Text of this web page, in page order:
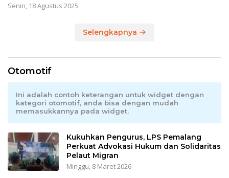
Senin, 18 Agustus 2025
Selengkapnya
Otomotif
Ini adalah contoh keterangan untuk widget dengan
kategori otomotif, anda bisa dengan mudah
memasukkannya pada widget.
Kukuhkan Pengurus, LPS Pemalang
Perkuat Advokasi Hukum dan Solidaritas
Pelaut Migran
Minggu, 8 Maret 2026